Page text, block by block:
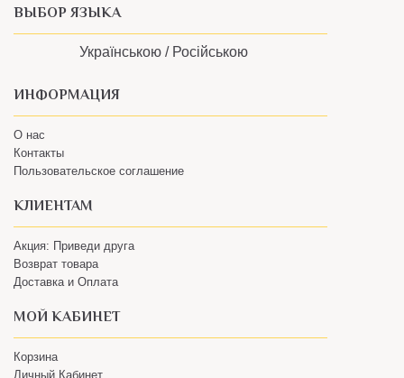
КЛИЕНТАМ
Доставка и Оплата
МОЙ КАБИНЕТ
Оформление заказа